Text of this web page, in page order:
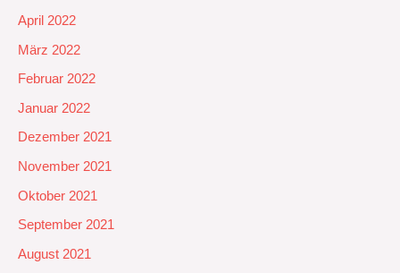
April 2022
März 2022
Februar 2022
Januar 2022
Dezember 2021
November 2021
Oktober 2021
September 2021
August 2021